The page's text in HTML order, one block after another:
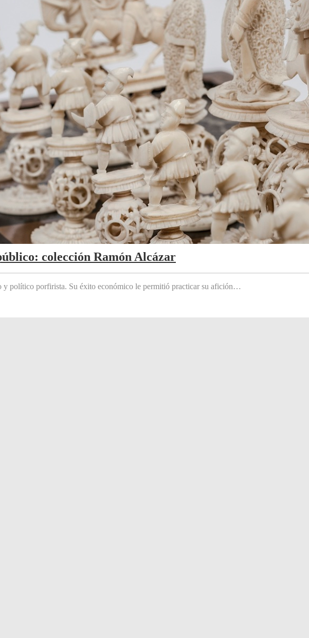
colección Ramón Alcázar
y político porfirista. Su éxito económico le permitió practicar su afición…